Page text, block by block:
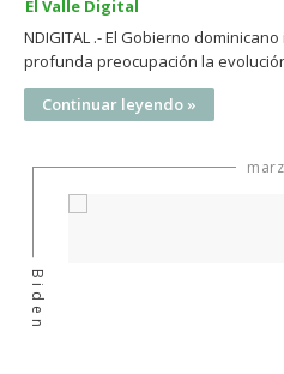
El Valle Digital
NDIGITAL .- El Gobierno
profunda preocupación la
Continuar leyendo »
Biden